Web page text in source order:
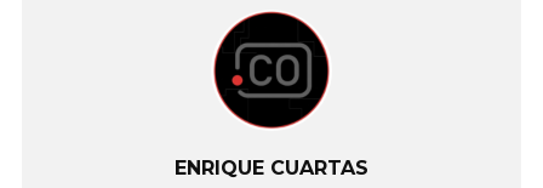
ENRIQUE CUARTAS